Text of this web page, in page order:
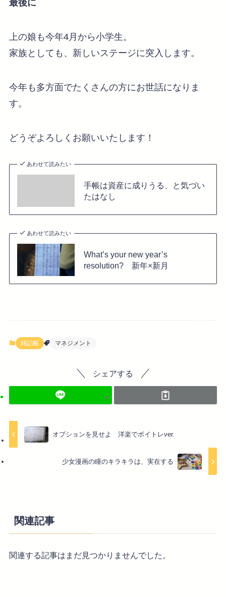
最後に
上の娘も今年4月から小学生。
家族としても、新しいステージに突入します。
今年も多方面でたくさんの方にお世話になりま
す。
どうぞよろしくお願いいたします！
あわせて読みたい
手帳は資産に成りうる、と気づい
たはなし
あわせて読みたい
What’s your new year’s
resolution? 新年×新月
雑記帳 マネジメント
シェアする
オプションを見せよ 洋楽でボイトレver.
少女漫画の瞳のキラキラは、実在する
関連記事
関連する記事はまだ見つかりませんでした。